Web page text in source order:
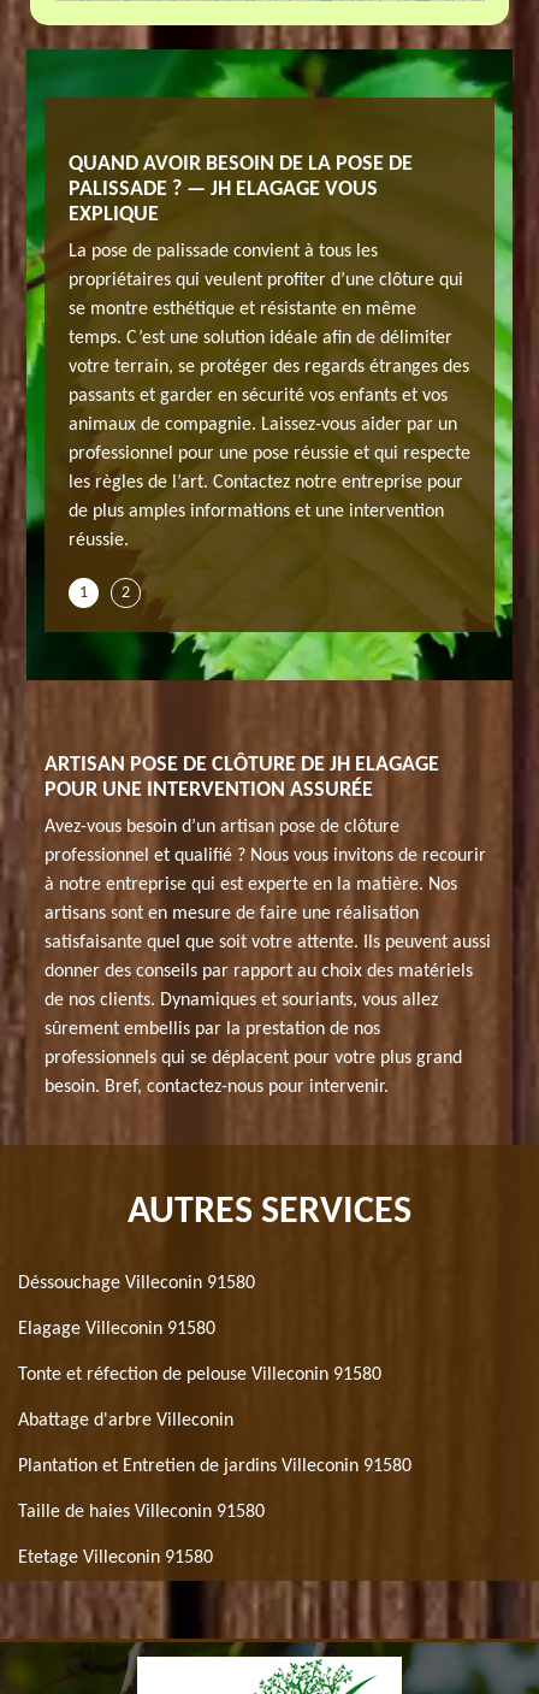
bon
de
la
QUAND AVOIR BESOIN DE LA POSE DE
PALISSADE ? — JH ELAGAGE VOUS
EXPLIQUE
La pose de palissade convient à tous les
propriétaires qui veulent profiter d’une clôture qui
se montre esthétique et résistante en même
temps. C’est une solution idéale afin de délimiter
votre terrain, se protéger des regards étranges des
passants et garder en sécurité vos enfants et vos
animaux de compagnie. Laissez-vous aider par un
professionnel pour une pose réussie et qui respecte
les règles de l’art. Contactez notre entreprise pour
de plus amples informations et une intervention
réussie.
Vous
les
n’avez
et qui
prix et
votre
pose
1 2
ARTISAN POSE DE CLÔTURE DE JH ELAGAGE
POUR UNE INTERVENTION ASSURÉE
Avez-vous besoin d’un artisan pose de clôture
professionnel et qualifié ? Nous vous invitons de recourir
à notre entreprise qui est experte en la matière. Nos
artisans sont en mesure de faire une réalisation
satisfaisante quel que soit votre attente. Ils peuvent aussi
donner des conseils par rapport au choix des matériels
de nos clients. Dynamiques et souriants, vous allez
sûrement embellis par la prestation de nos
professionnels qui se déplacent pour votre plus grand
besoin. Bref, contactez-nous pour intervenir.
AUTRES SERVICES
Déssouchage Villeconin 91580
Elagage Villeconin 91580
Tonte et réfection de pelouse Villeconin 91580
Abattage d'arbre Villeconin
Plantation et Entretien de jardins Villeconin 91580
Taille de haies Villeconin 91580
Etetage Villeconin 91580